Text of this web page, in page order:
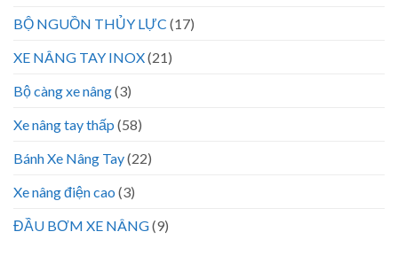
BỘ NGUỒN THỦY LỰC (17)
XE NÂNG TAY INOX(21)
Bộ càng xe nâng(3)
Xe nâng tay thấp (58)
Bánh Xe Nâng Tay(22)
Xe nâng điện cao (3)
ĐẦU BƠM XE NÂNG(9)